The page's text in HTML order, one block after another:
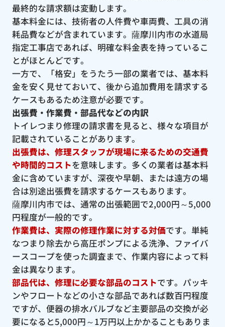
最終的な請求額は変動します。
基本料金には、技術者の人件費や車両費、工具の消
耗品費などが含まれています。薩摩川内市の水道局
指定工事店であれば、明確な料金表を持っているこ
とがほとんどです。
一方で、「格安」をうたう一部の業者では、基本料
金を安く見せておいて、後から追加費用を請求する
ケースもあるため注意が必要です。
出張費・作業費・部品代などの内訳
トイレつまり修理の請求書を見ると、様々な項目が
記載されていることがあります。
出張費は、修理スタッフが現場に来るための交通費
や時間的コストを意味します。多くの業者は基本料
金に含めていますが、深夜や早朝、または遠方の場
合は別途出張費を請求するケースもあります。
薩摩川内市では、通常の出張範囲で2,000円～5,000
円程度が一般的です。
作業費は、実際の修理作業に対する対価です。単純
なつまり除去から高圧ポンプによる洗浄、ファイバ
ースコープを使った調査まで、作業内容によって料
金は異なります。
部品代は、修理に必要な部品のコストです。パッキ
ンやフロートなどの小さな部品であれば数百円程度
ですが、便器の排水バルブなど主要部品の交換が必
要になると5,000円～1万円以上かかることもありま